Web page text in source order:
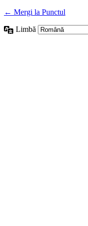
← Mergi la Punctul
Limbă